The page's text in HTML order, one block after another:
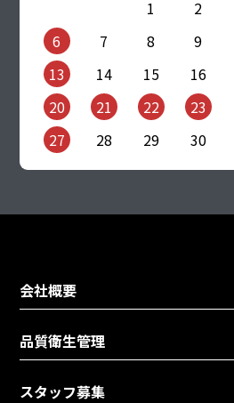
1 2
6
7 8 9
13
14 15 16
20
21 22 23
27
28 29 30
会社概要
品質衛生管理
スタッフ募集